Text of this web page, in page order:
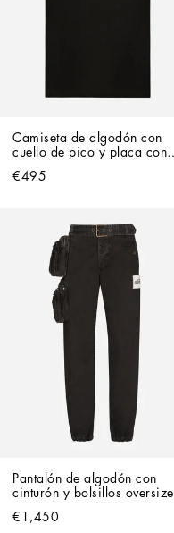
Camiseta de algodón con
cuello de pico y placa con
€495
Pantalón de algodón con
cinturón y bolsillos oversize
€1,450